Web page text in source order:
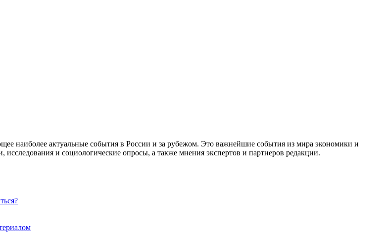
наиболее актуальные события в России и за рубежом. Это важнейшие события из мира экономики и
исследования и социологические опросы, а также мнения экспертов и партнеров редакции.